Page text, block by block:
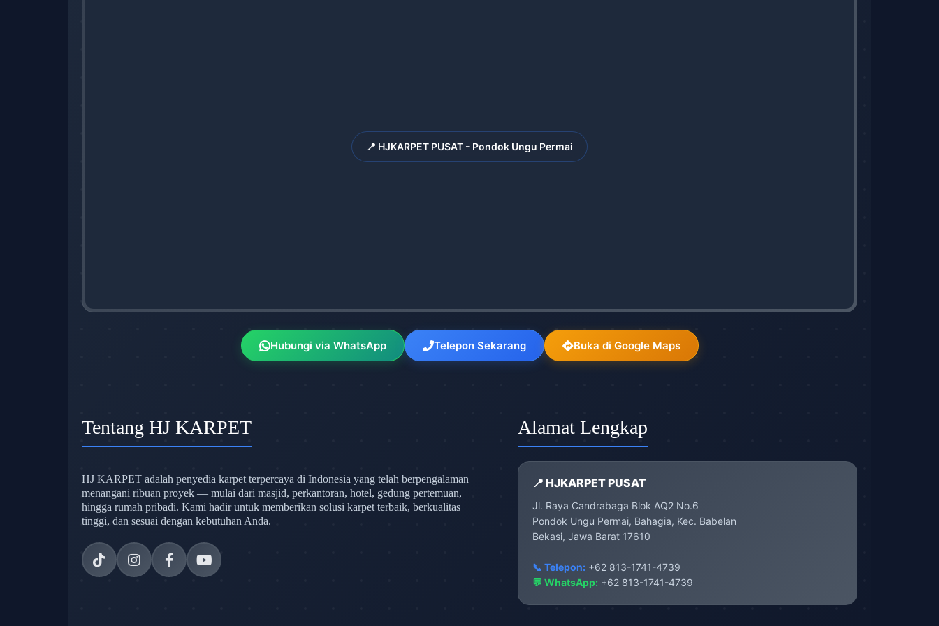
📍 HJKARPET PUSAT - Pondok Ungu Permai
Hubungi via WhatsApp Telepon Sekarang Buka di Google Maps
Tentang HJ KARPET
HJ KARPET adalah penyedia karpet terpercaya di Indonesia yang telah berpengalaman
menangani ribuan proyek — mulai dari masjid, perkantoran, hotel, gedung pertemuan,
hingga rumah pribadi. Kami hadir untuk memberikan solusi karpet terbaik, berkualitas
tinggi, dan sesuai dengan kebutuhan Anda.
Alamat Lengkap
📍 HJKARPET PUSAT
Jl. Raya Candrabaga Blok AQ2 No.6
Pondok Ungu Permai, Bahagia, Kec. Babelan
Bekasi, Jawa Barat 17610
📞 Telepon:+62 813-1741-4739
💬 WhatsApp: +62 813-1741-4739